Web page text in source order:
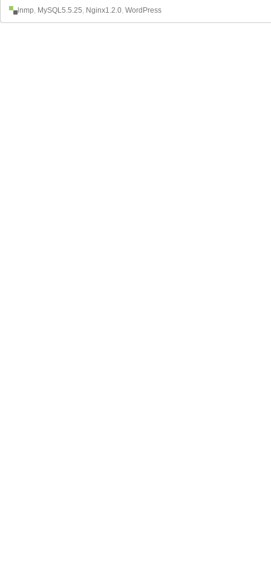
lnmp, MySQL5.5.25, Nginx1.2.0, WordPress